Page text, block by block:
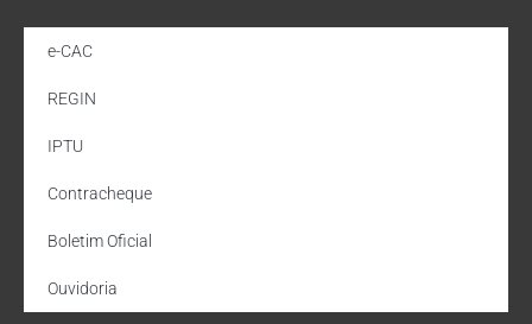
e-CAC
REGIN
IPTU
Contracheque
Boletim Oficial
Ouvidoria